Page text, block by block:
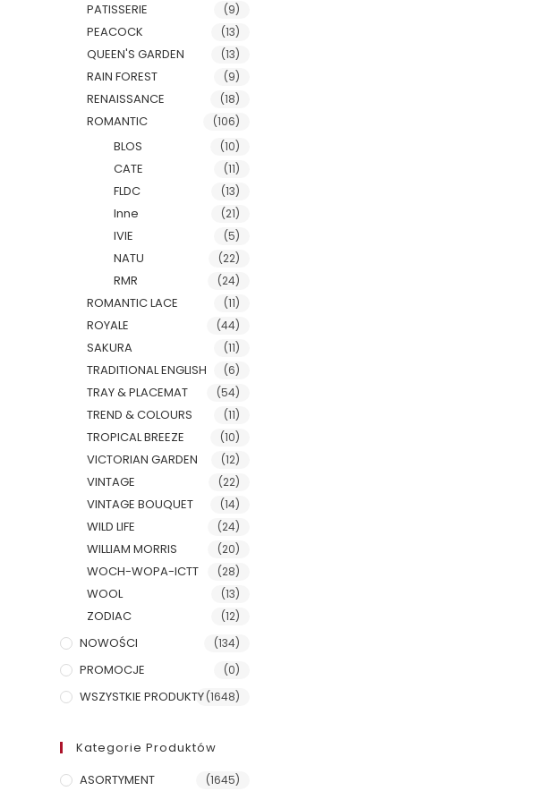
PATISSERIE (9)
PEACOCK (13)
QUEEN'S GARDEN (13)
RAIN FOREST (9)
RENAISSANCE (18)
ROMANTIC (106)
BLOS (10)
CATE (11)
FLDC (13)
Inne (21)
IVIE (5)
NATU (22)
RMR (24)
ROMANTIC LACE (11)
ROYALE (44)
SAKURA (11)
TRADITIONAL ENGLISH (6)
TRAY & PLACEMAT (54)
TREND & COLOURS (11)
TROPICAL BREEZE (10)
VICTORIAN GARDEN (12)
VINTAGE (22)
VINTAGE BOUQUET (14)
WILD LIFE (24)
WILLIAM MORRIS (20)
WOCH-WOPA-ICTT (28)
WOOL (13)
ZODIAC (12)
NOWOŚCI (134)
PROMOCJE (0)
WSZYSTKIE PRODUKTY(1648)
Kategorie Produktów
ASORTYMENT
(1645)